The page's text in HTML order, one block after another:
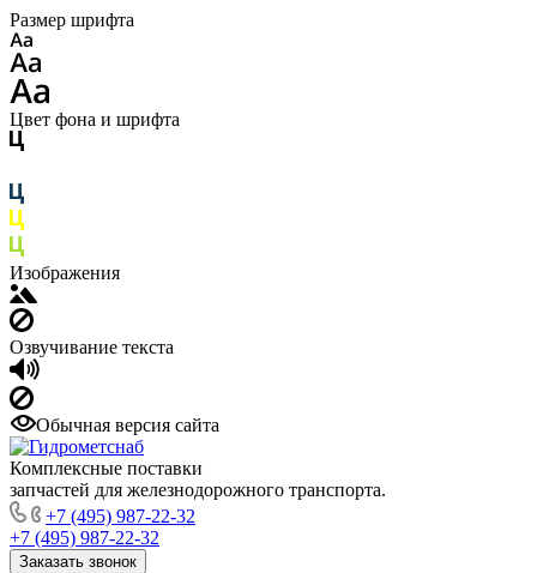
Размер шрифта
Цвет фона и шрифта
Изображения
Озвучивание текста
Обычная версия сайта
Комплексные поставки
запчастей для железнодорожного транспорта.
+7 (495) 987-22-32
+7 (495) 987-22-32
Заказать звонок